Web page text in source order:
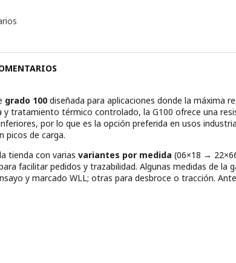
grado 100 diseñada para aplicaciones donde la máxima
y tratamiento térmico controlado, la G100 ofrece una
por lo que es la opción preferida en usos
picos de carga.
tienda con variasvariantes por medida (06×18 →
facilitar pedidos y trazabilidad. Algunas medidas de la
y marcado WLL; otras para desbroce o tracción.